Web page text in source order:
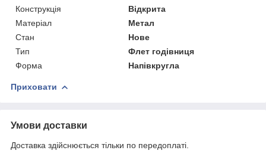
Конструкція
Відкрита
Матеріал
Метал
Стан
Нове
Тип
Флет годівниця
Форма
Напівкругла
Приховати
Умови доставки
Доставка здійснюється тільки по передоплаті.